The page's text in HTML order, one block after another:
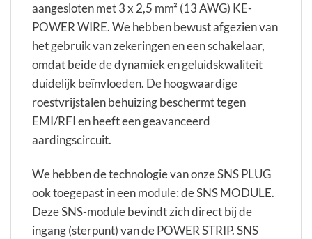
aangesloten met 3 x 2,5 mm² (13 AWG) KE-
POWER WIRE. We hebben bewust afgezien van
het gebruik van zekeringen en een schakelaar,
omdat beide de dynamiek en geluidskwaliteit
duidelijk beïnvloeden. De hoogwaardige
roestvrijstalen behuizing beschermt tegen
EMI/RFI en heeft een geavanceerd
aardingscircuit.
We hebben de technologie van onze SNS PLUG
ook toegepast in een module: de SNS MODULE.
Deze SNS-module bevindt zich direct bij de
ingang (sterpunt) van de POWER STRIP. SNS